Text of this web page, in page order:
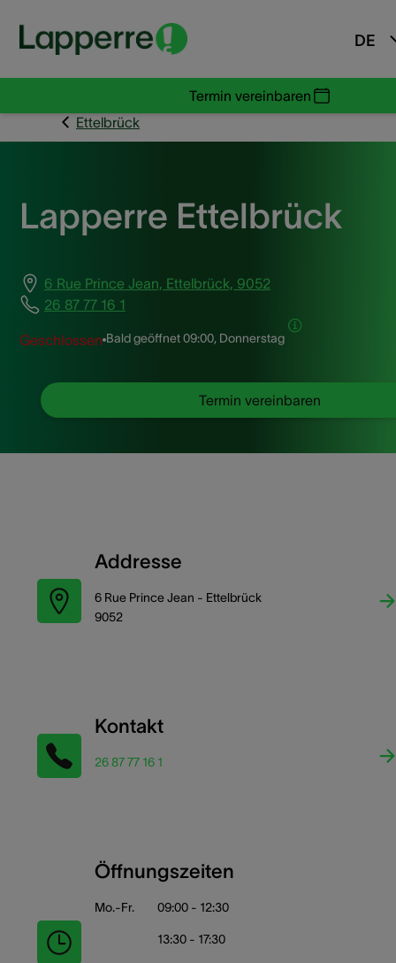
DE
Termin vereinbaren
Ettelbrück
Lapperre Ettelbrück
6 Rue Prince Jean, Ettelbrück, 9052
26 87 77 16 1
Geschlossen Bald geöffnet09:00, Donnerstag
Termin vereinbaren
Addresse
6 Rue Prince Jean - Ettelbrück
9052
Kontakt
26 87 77 16 1
Öffnungszeiten
Mo.-Fr. 09:00 - 12:30
13:30 - 17:30